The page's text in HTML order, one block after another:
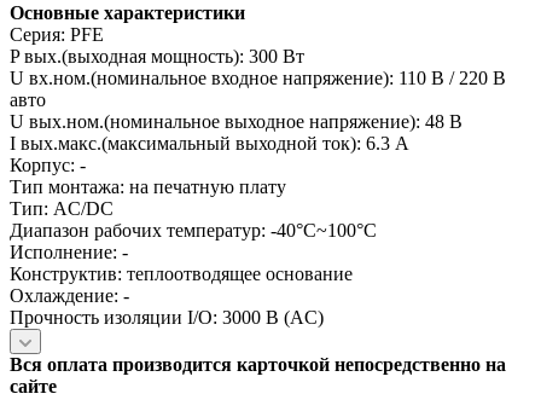
Основные характеристики
Серия: PFE
P вых.(выходная мощность): 300 Вт
U вх.ном.(номинальное входное напряжение): 110 В / 220 В
авто
U вых.ном.(номинальное выходное напряжение): 48 В
I вых.макс.(максимальный выходной ток): 6.3 А
Корпус: -
Тип монтажа: на печатную плату
Тип: AC/DC
Диапазон рабочих температур: -40°C~100°C
Исполнение: -
Конструктив: теплоотводящее основание
Охлаждение: -
Прочность изоляции I/O: 3000 В (AC)
Вся оплата производится карточкой непосредственно на
сайте